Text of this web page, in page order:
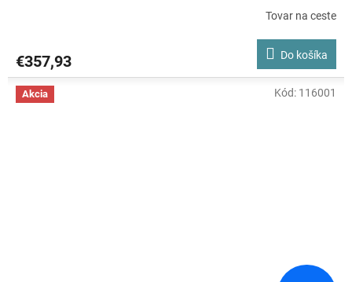
je
5,0
Tovar na ceste
€357,93 Do košíka
Akcia Kód: 116001